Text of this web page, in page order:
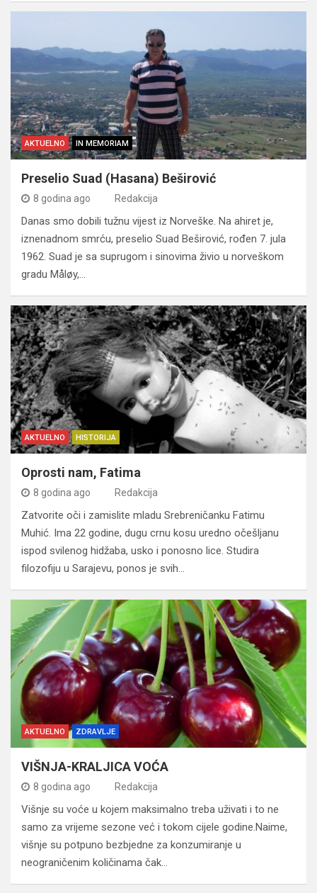
AKTUELNO IN MEMORIAM
Preselio Suad (Hasana) Beširović
8 godina ago Redakcija
Danas smo dobili tužnu vijest iz Norveške. Na ahiret je,
iznenadnom smrću, preselio Suad Beširović, rođen 7. jula
1962. Suad je sa suprugom i sinovima živio u norveškom
gradu Måløy,…
AKTUELNO HISTORIJA
Oprosti nam, Fatima
8 godina ago Redakcija
Zatvorite oči i zamislite mladu Srebreničanku Fatimu
Muhić. Ima 22 godine, dugu crnu kosu uredno očešljanu
ispod svilenog hidžaba, usko i ponosno lice. Studira
filozofiju u Sarajevu, ponos je svih…
AKTUELNO ZDRAVLJE
VIŠNJA-KRALJICA VOĆA
8 godina ago Redakcija
Višnje su voće u kojem maksimalno treba uživati i to ne
samo za vrijeme sezone već i tokom cijele godine.Naime,
višnje su potpuno bezbjedne za konzumiranje u
neograničenim količinama čak…